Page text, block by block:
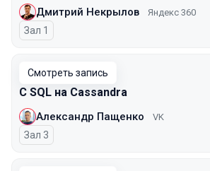
Дмитрий Некрылов Яндекс 360
Зал 1
Смотреть запись
С SQL на Cassandra
Александр Пащенко VK
Зал 3